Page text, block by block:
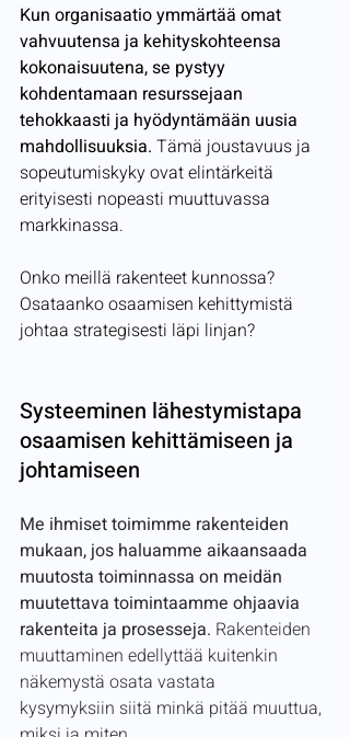
Kun organisaatio ymmärtää omat
vahvuutensa ja kehityskohteensa
kokonaisuutena, se pystyy
kohdentamaan resurssejaan
tehokkaasti ja hyödyntämään uusia
mahdollisuuksia. Tämä joustavuus ja
sopeutumiskyky ovat elintärkeitä
erityisesti nopeasti muuttuvassa
markkinassa.
Onko meillä rakenteet kunnossa?
Osataanko osaamisen kehittymistä
johtaa strategisesti läpi linjan?
Systeeminen lähestymistapa
osaamisen kehittämiseen ja
johtamiseen
Me ihmiset toimimme rakenteiden
mukaan, jos haluamme aikaansaada
muutosta toiminnassa on meidän
muutettava toimintaamme ohjaavia
rakenteita ja prosesseja. Rakenteiden
muuttaminen edellyttää kuitenkin
näkemystä osata vastata
kysymyksiin siitä minkä pitää muuttua,